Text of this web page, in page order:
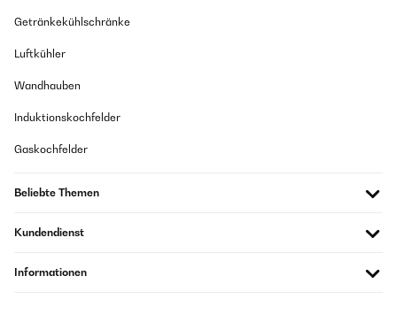
Getränkekühlschränke
Luftkühler
Wandhauben
Induktionskochfelder
Gaskochfelder
Beliebte Themen
Kundendienst
Informationen